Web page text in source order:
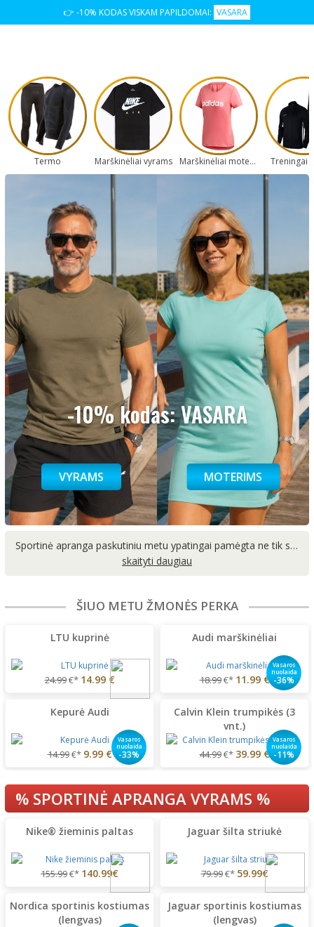
👉 -10% KODAS VISKAM PAPILDOMAI: VASARA
Termo Marškinėliai vyrams Marškinėliai moterims Treningai
-10% kodas: VASARA
VYRAMS MOTERIMS
Sportinė apranga paskutiniu metu ypatingai pamėgta ne tik sporto metu, bet ir leidžiant laisvalaikį. Renkantis aprangą sportui svarbu atkreiptį dėmesį į patogumą, kadangi dėvima sportinė apranga turi nevaržyti judesių ir užtikrinti, kad atliekant sporto šakai reikalingus veiksmus ar pratimus, jūsų kūnas nesulauktų pasipriešinimo. Populiariausios sporto šakos, kur dažniausiai sutinkama sportinė apranga vyrams yra fitnesas, bėgimas, krepšinis ir futbolas. O sportinė apranga moterims dažniausiai įsigyjama šioms sporto šakoms: jogai, aerobikai, vaikščiojimui su lazdomis ar bėgimui. Taip pat didelė dalis žmonių sportinius drabužius renkasi leidžiant laisvalaikį namuose, nes sportiniai rūbai savo patogumu žymiai lenkia oficialią aprangą, kuri dažnai dėvima darbo metu.
ŠIUO METU ŽMONĖS PERKA
LTU kuprinė
24.99€* 14.99 €
Audi marškinėliai
Vasaros
nuolaida
-36%
18.99€* 11.99 €
Kepurė Audi
Vasaros
nuolaida
-33%
14.99€* 9.99 €
Calvin Klein trumpikės (3
vnt.)
Vasaros
nuolaida
-11%
44.99€* 39.99 €
% SPORTINĖ APRANGA VYRAMS %
Nike® žieminis paltas
155.99€* 140.99€
Jaguar šilta striukė
79.99€* 59.99€
Nordica sportinis kostiumas
(lengvas)
Jaguar sportinis kostiumas
(lengvas)